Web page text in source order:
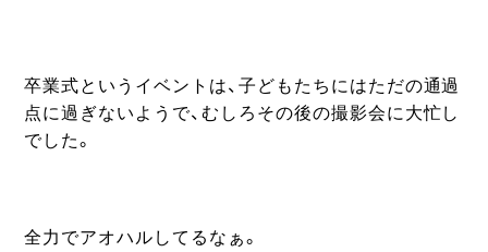
卒業式というイベントは、子どもたちにはただの通過
点に過ぎないようで、むしろその後の撮影会に大忙し
でした。
全力でアオハルしてるなぁ。